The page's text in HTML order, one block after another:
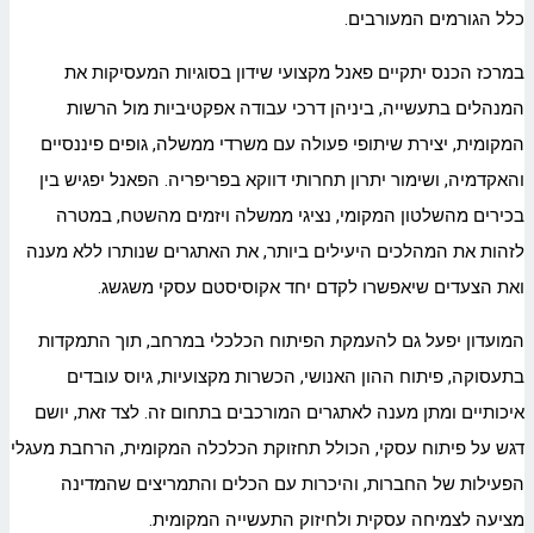
כלל הגורמים המעורבים.
במרכז הכנס יתקיים פאנל מקצועי שידון בסוגיות המעסיקות את
המנהלים בתעשייה, ביניהן דרכי עבודה אפקטיביות מול הרשות
המקומית, יצירת שיתופי פעולה עם משרדי ממשלה, גופים פיננסיים
והאקדמיה, ושימור יתרון תחרותי דווקא בפריפריה. הפאנל יפגיש בין
בכירים מהשלטון המקומי, נציגי ממשלה ויזמים מהשטח, במטרה
לזהות את המהלכים היעילים ביותר, את האתגרים שנותרו ללא מענה
ואת הצעדים שיאפשרו לקדם יחד אקוסיסטם עסקי משגשג.
המועדון יפעל גם להעמקת הפיתוח הכלכלי במרחב, תוך התמקדות
בתעסוקה, פיתוח ההון האנושי, הכשרות מקצועיות, גיוס עובדים
איכותיים ומתן מענה לאתגרים המורכבים בתחום זה. לצד זאת, יושם
דגש על פיתוח עסקי, הכולל תחזוקת הכלכלה המקומית, הרחבת מעגלי
הפעילות של החברות, והיכרות עם הכלים והתמריצים שהמדינה
מציעה לצמיחה עסקית ולחיזוק התעשייה המקומית.